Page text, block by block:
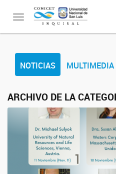
Toggle
NOTICIAS MULTIMEDIA
ARCHIVO DE LA